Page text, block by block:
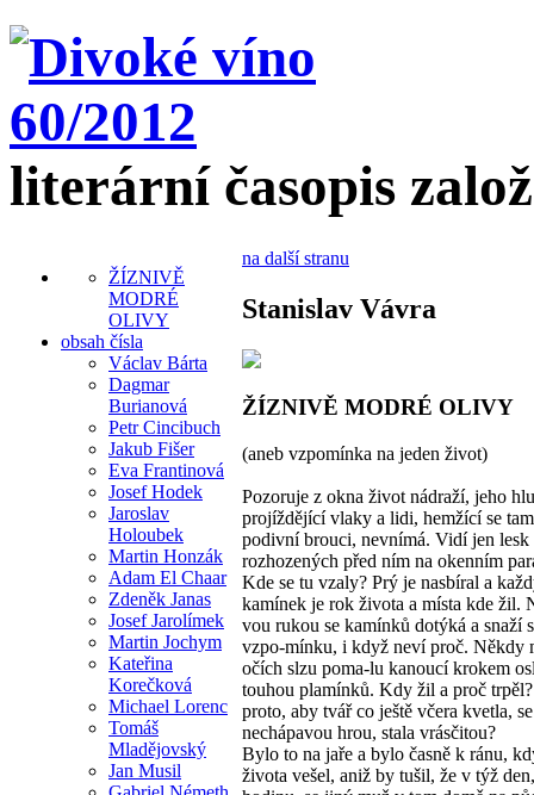
literární časopis
ŽÍZNIVĚ
MODRÉ
OLIVY
obsah čísla
Václav Bárta
Dagmar
Burianová
Petr Cincibuch
Jakub Fišer
Eva Frantinová
Josef Hodek
Jaroslav
Holoubek
Martin Honzák
Adam El Chaar
Zdeněk Janas
Josef Jarolímek
Martin Jochym
Kateřina
Korečková
Michael Lorenc
Tomáš
Mladějovský
Jan Musil
na další stranu
Stanislav Vávra
ŽÍZNIVĚ MODRÉ OLIVY
(aneb vzpomínka na jeden život)
Pozoruje z okna život nádraží, jeho
projíždějící vlaky a lidi, hemžící se
podivní brouci, nevnímá. Vidí jen
rozhozených před ním na okenním
Kde se tu vzaly? Prý je nasbíral a
kamínek je rok života a místa kde žil.
vou rukou se kamínků dotýká a snaží
vzpo-mínku, i když neví proč. Někdy
očích slzu poma-lu kanoucí krokem
touhou plamínků. Kdy žil a proč trpěl?
proto, aby tvář co ještě včera kvetla,
nechápavou hrou, stala vrásčitou?
Bylo to na jaře a bylo časně k ránu,
života vešel, aniž by tušil, že v týž